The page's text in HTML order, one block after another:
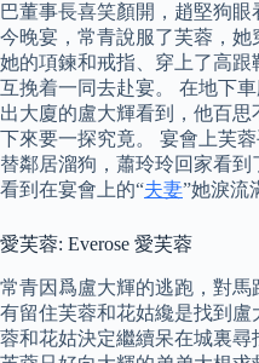
巴董事長喜笑顏開，趙堅狗
今晚宴，常青說服了芙蓉，
她的項鍊和戒指、穿上了高
互挽着一同去赴宴。 在地下
出大廈的盧大輝看到，他百
下來要一探究竟。 宴會上芙
替鄰居溜狗，蕭玲玲回家看到
看到在宴會上的“夫妻”她淚流
愛芙蓉: Everose 愛芙蓉
常青因爲盧大輝的逃跑，對馬
有留住芙蓉和花姑纔是找到盧
蓉和花姑決定繼續呆在城裏尋